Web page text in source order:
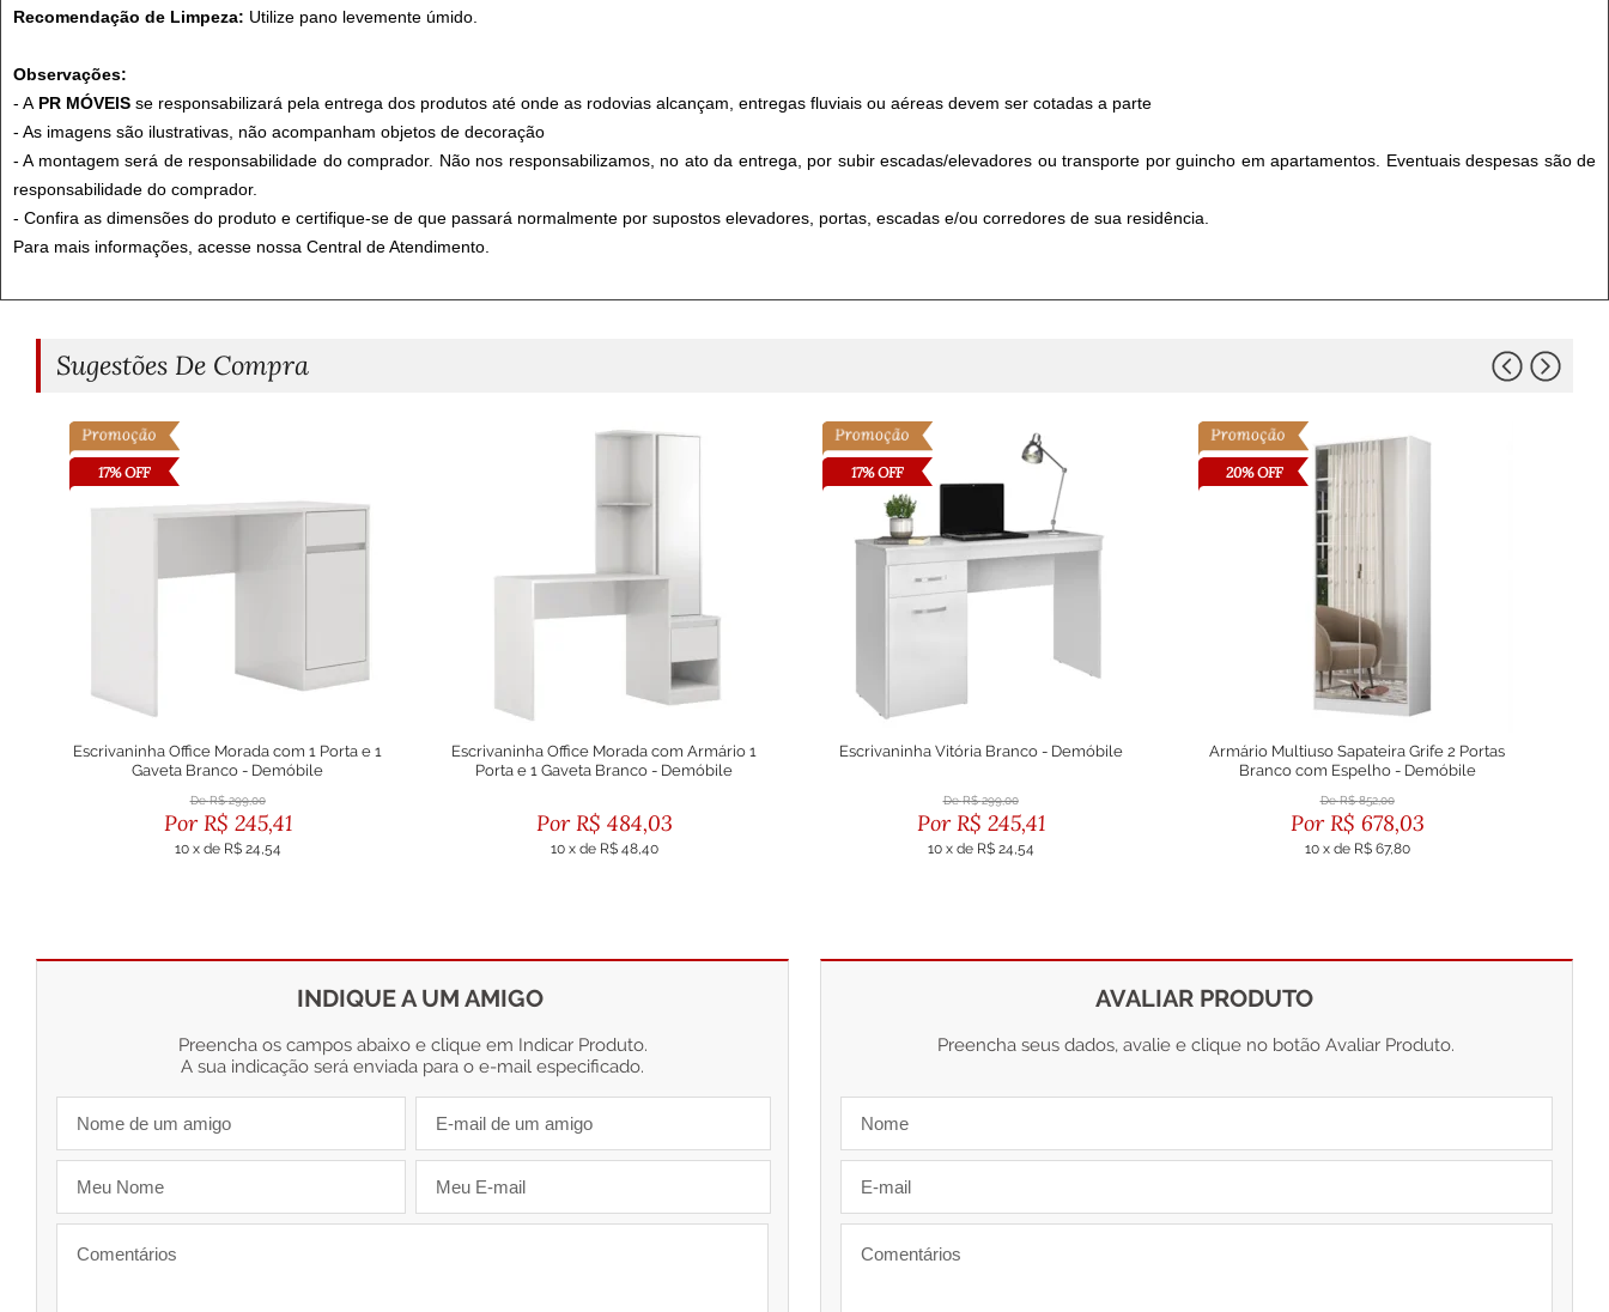
Recomendação de Limpeza: Utilize pano levemente úmido.
Observações:
- A PR MÓVEIS se responsabilizará pela entrega dos produtos até onde as rodovias alcançam, entregas fluviais ou aéreas devem ser cotadas a parte
- As imagens são ilustrativas, não acompanham objetos de decoração
- A montagem será de responsabilidade do comprador. Não nos responsabilizamos, no ato da entrega, por subir escadas/elevadores ou transporte por guincho em apartamentos. Eventuais despesas são de
responsabilidade do comprador.
- Confira as dimensões do produto e certifique-se de que passará normalmente por supostos elevadores, portas, escadas e/ou corredores de sua residência.
Para mais informações, acesse nossa Central de Atendimento.
Sugestões De Compra
17% OFF
Escrivaninha Office Morada com 1 Porta e 1
Gaveta Branco - Demóbile
R$ 299,00
R$ 245,41
10 x de R$ 24,54
Escrivaninha Office Morada com Armário 1
Porta e 1 Gaveta Branco - Demóbile
R$ 484,03
10 x de R$ 48,40
17% OFF
Escrivaninha Vitória Branco - Demóbile
R$ 299,00
R$ 245,41
10 x de R$ 24,54
20% OFF
Armário Multiuso Sapateira Grife 2 Portas
Branco com Espelho - Demóbile
R$ 852,00
R$ 678,03
10 x de R$ 67,80
INDIQUE A UM AMIGO
Preencha os campos abaixo e clique em Indicar Produto.
A sua indicação será enviada para o e-mail especificado.
AVALIAR PRODUTO
Preencha seus dados, avalie e clique no botão Avaliar Produto.